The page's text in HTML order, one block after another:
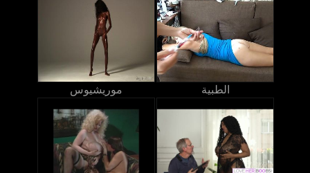
موريشيوس الطبية